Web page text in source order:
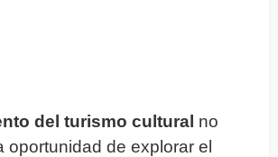
del turismo cultural no
oportunidad de explorar el